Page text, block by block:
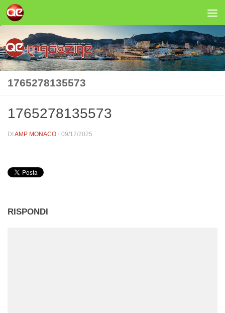
Salta al contenuto
1765278135573
1765278135573
DI AMP MONACO · 09/12/2025
RISPONDI